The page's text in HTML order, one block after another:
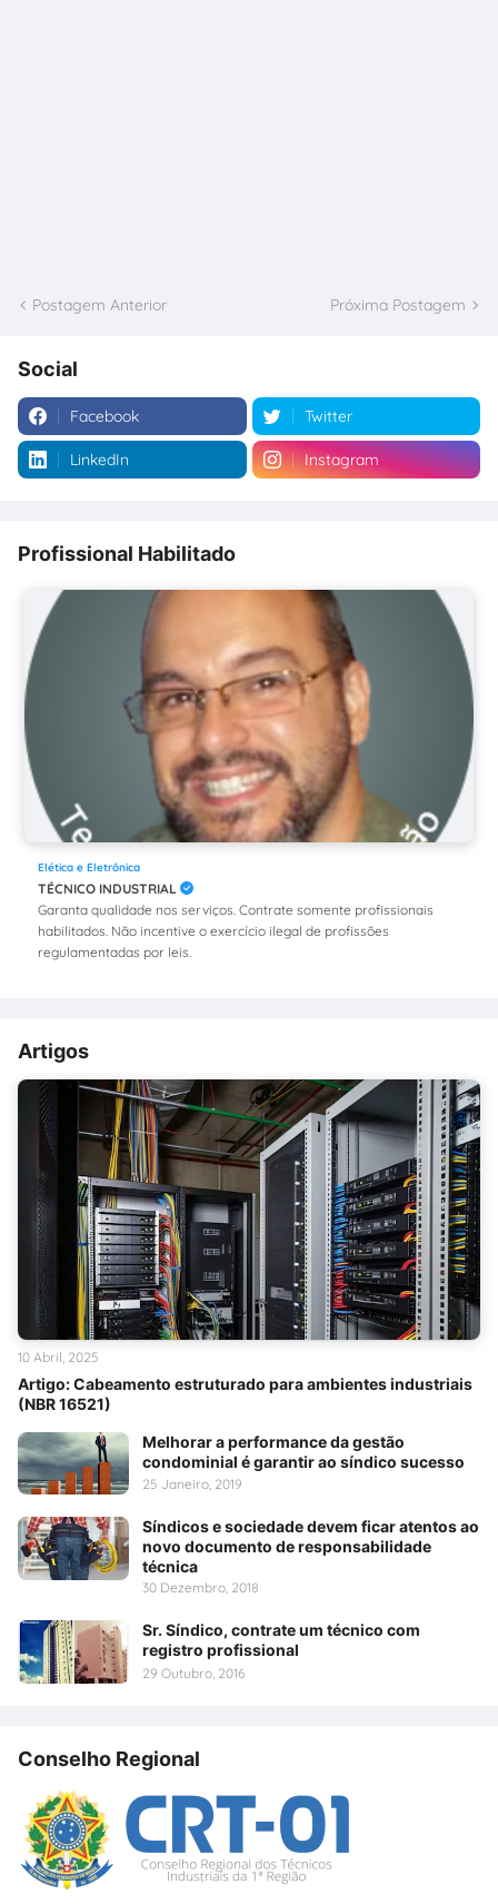
Postagem Anterior Próxima Postagem
Social
Facebook Twitter
LinkedIn Instagram
Profissional Habilitado
Elética e Eletrônica
TÉCNICO INDUSTRIAL
Garanta qualidade nos serviços. Contrate somente profissionais
habilitados. Não incentive o exercício ilegal de profissões
regulamentadas por leis.
Artigos
Artigo: Cabeamento estruturado para ambientes industriais
(NBR 16521)
10 Abril, 2025
Melhorar a performance da gestão
condominial é garantir ao síndico sucesso
25 Janeiro, 2019
Síndicos e sociedade devem ficar atentos ao
novo documento de responsabilidade
técnica
30 Dezembro, 2018
Sr. Síndico, contrate um técnico com
registro profissional
29 Outubro, 2016
Conselho Regional